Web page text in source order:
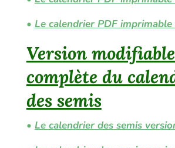
• Le calendrier PDF
Version
complète du
des semis
• Le calendrier des semis